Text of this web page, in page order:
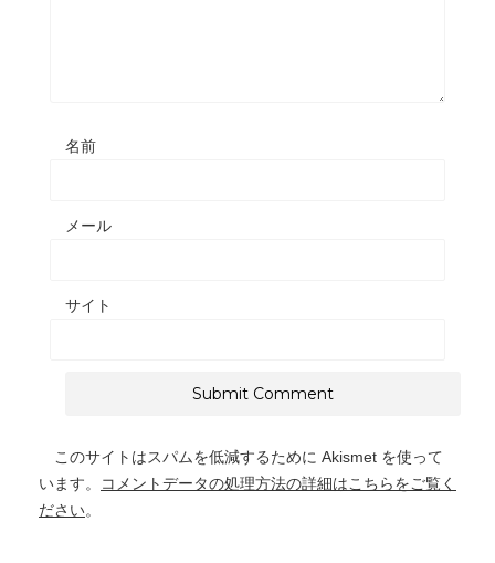
名前
メール
サイト
このサイトはスパムを低減するために Akismet を使って
います。
コメントデータの処理方法の詳細はこちらをご覧く
ださい。